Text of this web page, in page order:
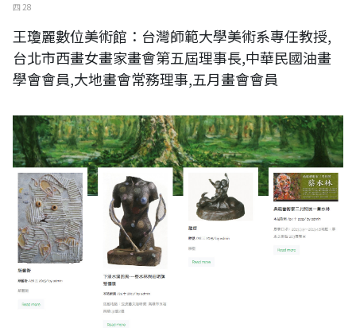
四 28
王瓊麗數位美術館：台灣師範大學美術系專任教授,
台北市西畫女畫家畫會第五屆理事長,中華民國油畫
學會會員,大地畫會常務理事,五月畫會會員